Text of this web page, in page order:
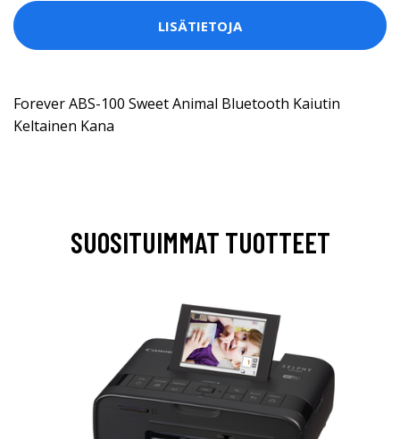
LISÄTIETOJA
Forever ABS-100 Sweet Animal Bluetooth Kaiutin
Keltainen Kana
SUOSITUIMMAT TUOTTEET